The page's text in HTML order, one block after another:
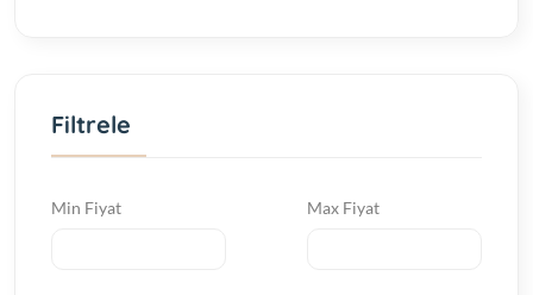
Filtrele
Min Fiyat Max Fiyat